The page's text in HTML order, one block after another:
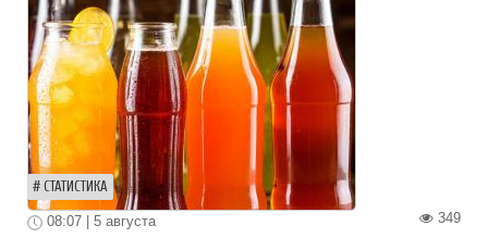
СТАТИСТИКА
349
08:07 | 5 августа